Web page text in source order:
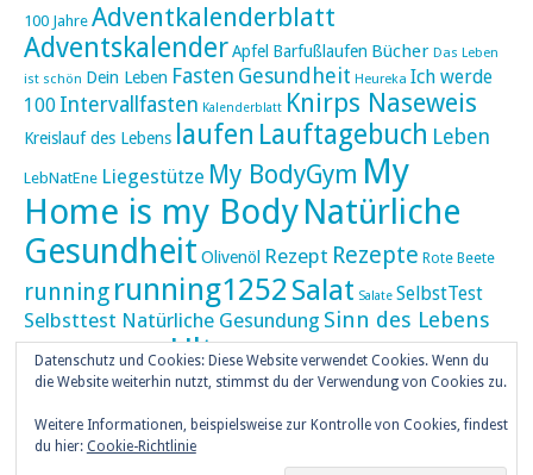
100 Jahre Adventkalenderblatt
AdventskalenderApfel Barfußlaufen Bücher Das Leben
ist schön Dein Leben Fasten Gesundheit Heureka Ich werde
100 Intervallfasten Kalenderblatt Knirps Naseweis
Kreislauf des Lebens laufen Lauftagebuch Leben
LebNatEne Liegestütze My BodyGym My
Home is my BodyNatürliche
Gesundheit Olivenöl Rezept Rezepte Rote Beete
running running1252 Salat Salate SelbstTest
Selbsttest Natürliche Gesundung Sinn des Lebens
Skaten Tageskalender UltraUltramarathon
umZEITZUerLEBEN Weihnachten
Weihnachtskalenderweiser UHU
ZEITZULEBENÜberlebenswissen
Datenschutz und Cookies: Diese Website verwendet Cookies. Wenn du
die Website weiterhin nutzt, stimmst du der Verwendung von Cookies zu.
Weitere Informationen, beispielsweise zur Kontrolle von Cookies, findest
du hier: Cookie-Richtlinie